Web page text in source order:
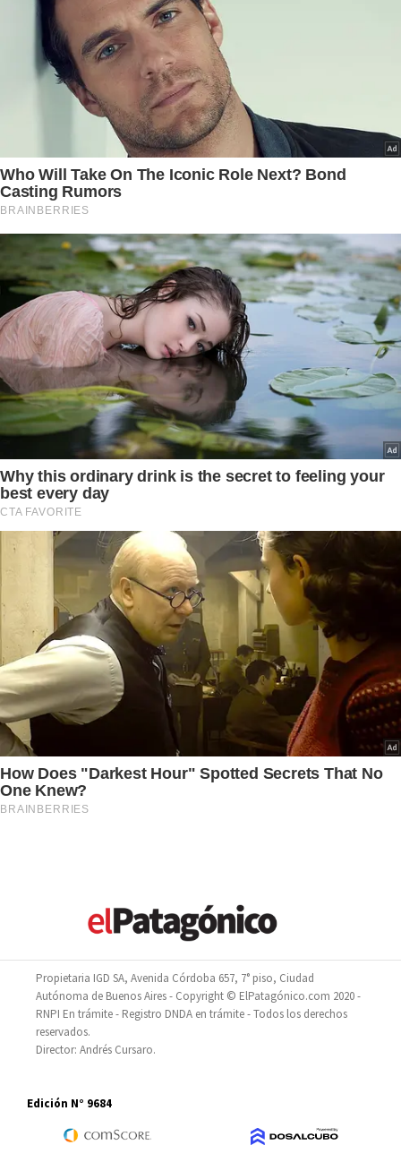
Propietaria IGD SA, Avenida Córdoba 657, 7° piso, Ciudad
Autónoma de Buenos Aires - Copyright © ElPatagónico.com 2020 -
RNPI En trámite - Registro DNDA en trámite - Todos los derechos
reservados.
Director: Andrés Cursaro.
Edición N° 9684